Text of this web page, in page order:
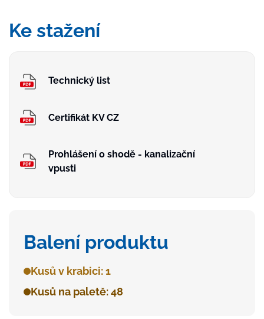
Ke stažení
Technický list
Certifikát KV CZ
Prohlášení o shodě - kanalizační
vpusti
Balení produktu
Kusů v krabici: 1
Kusů na paletě: 48